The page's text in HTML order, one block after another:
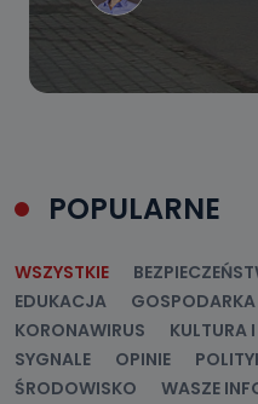
POPULARNE
WSZYSTKIE
EDUKACJA
GOSPODARKA
KORONAWIRUS
KULTURA
SYGNALE
OPINIE
ŚRODOWISKO
WASZE